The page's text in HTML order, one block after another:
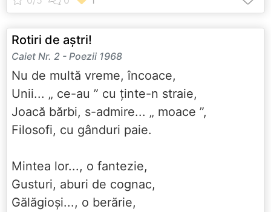
Rotiri de aștri!
Caiet Nr. 2 - Poezii 1968
Nu de multă vreme, încoace,
Unii... „ ce-au ” cu ținte-n straie,
Joacă bărbi, s-admire... „ moace ”,
Filosofi, cu gânduri paie.
Mintea lor..., o fantezie,
Gusturi, aburi de cognac,
Gălăgioși..., o berărie,